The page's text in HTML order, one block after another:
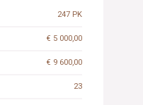
247 PK
€ 5 000,00
€ 9 600,00
23